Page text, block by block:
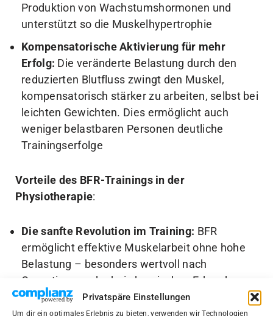
Privatspäre Einstellungen
Um dir ein optimales Erlebnis zu bieten, verwenden wir Technologien
Produktion von Wachstumshormonen und
unterstützt so die Muskelhypertrophie
Kompensatorische Aktivierung für mehr
Erfolg: Die veränderte Belastung durch den
reduzierten Blutfluss zwingt den Muskel,
kompensatorisch stärker zu arbeiten, selbst bei
leichten Gewichten. Dies ermöglicht auch
weniger belastbaren Personen deutliche
Trainingserfolge
Vorteile des BFR-Trainings in der
Physiotherapie:
Die sanfte Revolution im Training: BFR
ermöglicht effektive Muskelarbeit ohne hohe
Belastung – besonders wertvoll nach
Operationen oder bei chronischen Erkrankungen
Wissenschaftlich belegt: Starker Muskelaufbau